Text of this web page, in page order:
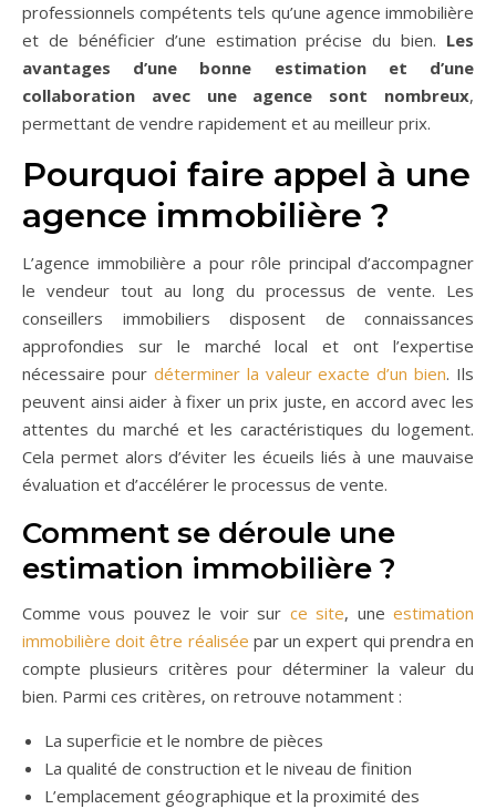
professionnels compétents tels qu’une agence immobilière
et de bénéficier d’une estimation précise du bien. Les
avantages d’une bonne estimation et d’une
collaboration avec une agence sont nombreux,
permettant de vendre rapidement et au meilleur prix.
Pourquoi faire appel à une
agence immobilière ?
L’agence immobilière a pour rôle principal d’accompagner
le vendeur tout au long du processus de vente. Les
conseillers immobiliers disposent de connaissances
approfondies sur le marché local et ont l’expertise
nécessaire pour déterminer la valeur exacte d’un bien. Ils
peuvent ainsi aider à fixer un prix juste, en accord avec les
attentes du marché et les caractéristiques du logement.
Cela permet alors d’éviter les écueils liés à une mauvaise
évaluation et d’accélérer le processus de vente.
Comment se déroule une
estimation immobilière ?
Comme vous pouvez le voir sur ce site, uneestimation
immobilière doit être réalisée par un expert qui prendra en
compte plusieurs critères pour déterminer la valeur du
bien. Parmi ces critères, on retrouve notamment :
La superficie et le nombre de pièces
La qualité de construction et le niveau de finition
L’emplacement géographique et la proximité des